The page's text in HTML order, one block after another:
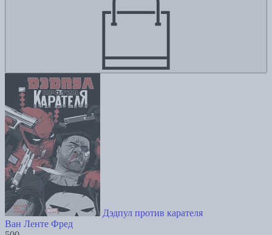
Дэдпул против карателя
Ван Ленте Фред